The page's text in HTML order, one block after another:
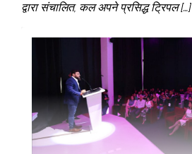
द्वारा संचालित, कल अपने प्रसिद्ध ट्रिपल […]